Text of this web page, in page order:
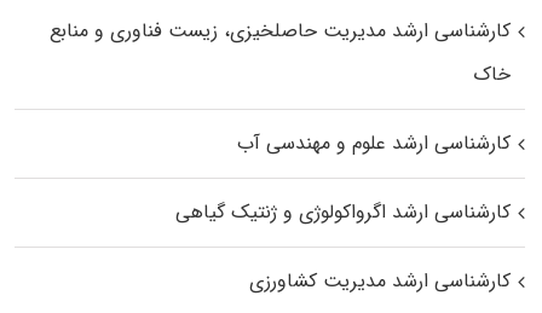
کارشناسی ارشد مدیریت حاصلخیزی، زیست فناوری و منابع
خاک
کارشناسی ارشد علوم و مهندسی آب
کارشناسی ارشد اگرواکولوژی و ژنتیک گیاهی
کارشناسی ارشد مدیریت کشاورزی